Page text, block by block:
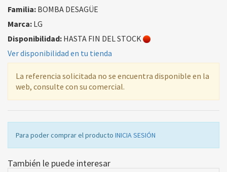
Familia: BOMBA DESAGÜE
Marca: LG
Disponibilidad: HASTA FIN DEL STOCK
Ver disponibilidad en tu tienda
La referencia solicitada no se encuentra disponible en la
web, consulte con su comercial.
Para poder comprar el producto INICIA SESIÓN
También le puede interesar